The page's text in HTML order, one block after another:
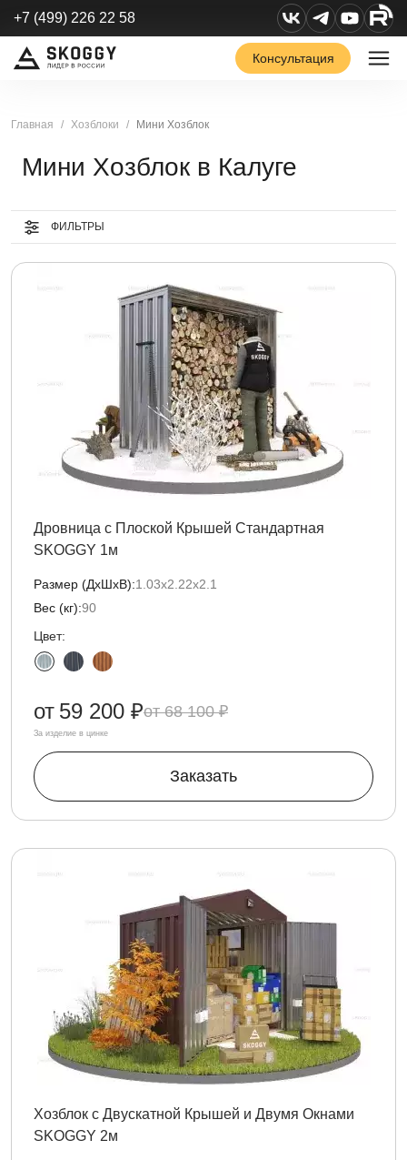
+7 (499) 226 22 58
Консультация
Главная Хозблоки Мини Хозблок
Мини Хозблок в Калуге
ФИЛЬТРЫ
Дровница с Плоской Крышей Стандартная
SKOGGY 1м
Размер (ДxШxВ):1.03х2.22х2.1
Вес (кг):90
Цвет:
68 100 ₽
от 59 200 ₽
За изделие в цинке
Заказать
Хозблок с Двускатной Крышей и Двумя Окнами
SKOGGY 2м